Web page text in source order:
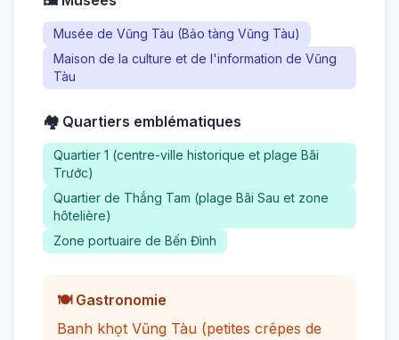
Musée de Vũng Tàu (Bảo tàng Vũng Tàu)
Maison de la culture et de l'information de Vũng
Tàu
🏘️ Quartiers emblématiques
Quartier 1 (centre-ville historique et plage Bãi
Trước)
Quartier de Thắng Tam (plage Bãi Sau et zone
hôtelière)
Zone portuaire de Bến Đình
🍽️ Gastronomie
Banh khọt Vũng Tàu (petites crêpes de